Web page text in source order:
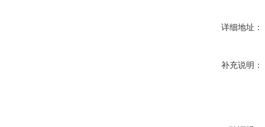
详细地址：
补充说明：